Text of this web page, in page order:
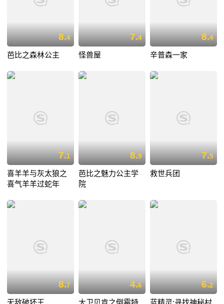
8.4
芭比之森林公主
7.4
怪兽屋
8.4
辛普森一家
7.1
喜羊羊与灰太狼之
喜气羊羊过蛇年
8.9
芭比之魅力公主学
院
7.5
救世兵团
8.7 4.6 6.2